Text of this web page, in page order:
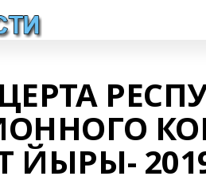
ЙЫРЫ-